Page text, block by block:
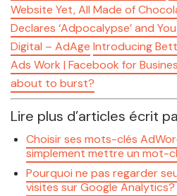
Website Yet, All Made of
Declares ‘Adpocalypse’ and
Digital – AdAge Introducing
Ads Work | Facebook for
about to burst?
Lire plus d’articles écrit
Choisir ses mots-clés
simplement mettre un mot-
Pourquoi ne pas regarder
visites sur Google